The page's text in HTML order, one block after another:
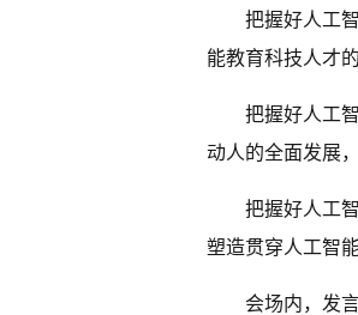
把握好人工
能教育科技人才
把握好人工
动人的全面发展
把握好人工
塑造贯穿人工智
会场内，发